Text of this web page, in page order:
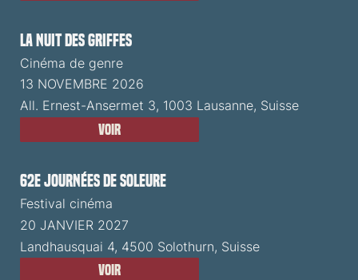
La Nuit des Griffes
Cinéma de genre
13 NOVEMBRE 2026
All. Ernest-Ansermet 3, 1003 Lausanne, Suisse
Voir
62e Journées de Soleure
Festival cinéma
20 JANVIER 2027
Landhausquai 4, 4500 Solothurn, Suisse
Voir